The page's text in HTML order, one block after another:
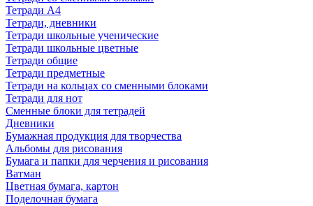
Тетради А4
Тетради, дневники
Тетради школьные ученические
Тетради школьные цветные
Тетради общие
Тетради предметные
Тетради на кольцах со сменными блоками
Тетради для нот
Сменные блоки для тетрадей
Дневники
Бумажная продукция для творчества
Альбомы для рисования
Бумага и папки для черчения и рисования
Ватман
Цветная бумага, картон
Поделочная бумага